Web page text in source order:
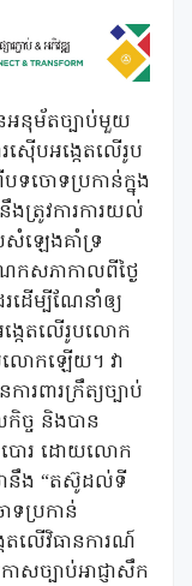
អនុម័តច្បាប់មួយ
ស៊ើបអង្កេតលើរូប
ទចោទប្រកាន់ក្នុង
ងត្រូវការការយល់
សំឡេងគាំទ្រ
សភាកាលពីថ្ងៃ
ដើម្បីណែនាំឲ្យ
កេតលើរូបលោក
លោកឡើយ។ វា
ពារក្រឹត្យច្បាប់
ច្ច និងបាន
បោរ ដោយលោក
ថានឹង “តស៊ូដល់ទី
ទប្រកាន់
តលើវិធានការណ៍
សច្បាប់អាជ្ញាសឹក